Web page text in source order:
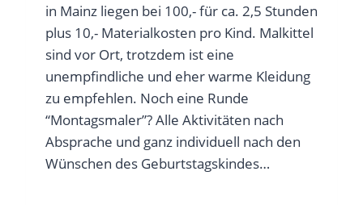
in Mainz liegen bei 100,- für ca. 2,5 Stunden
plus 10,- Materialkosten pro Kind. Malkittel
sind vor Ort, trotzdem ist eine
unempfindliche und eher warme Kleidung
zu empfehlen. Noch eine Runde
“Montagsmaler”? Alle Aktivitäten nach
Absprache und ganz individuell nach den
Wünschen des Geburtstagskindes…